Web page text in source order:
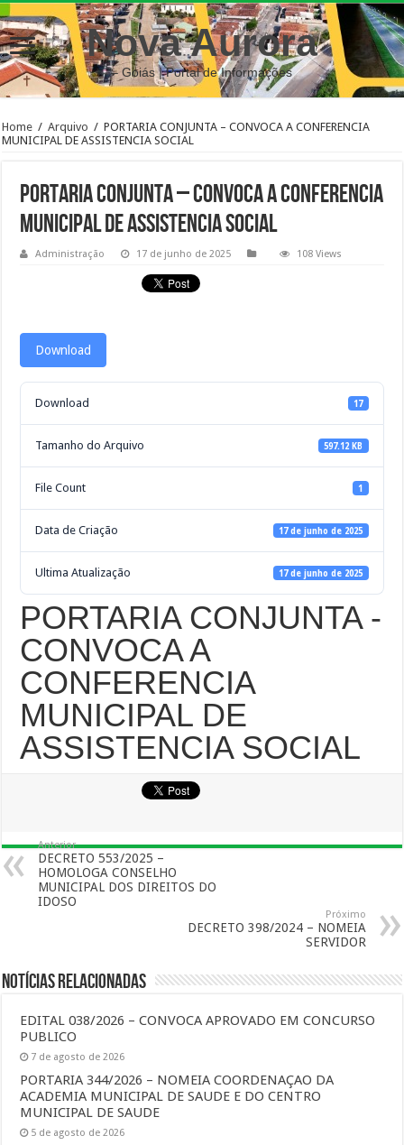
Nova Aurora
– Goiás | Portal de Informações
Home / Arquivo / PORTARIA CONJUNTA – CONVOCA A CONFERENCIA
MUNICIPAL DE ASSISTENCIA SOCIAL
PORTARIA CONJUNTA – CONVOCA A CONFERENCIA
MUNICIPAL DE ASSISTENCIA SOCIAL
Administração 17 de junho de 2025 108 Views
Download
Download 17
Tamanho do Arquivo 597.12 KB
File Count 1
Data de Criação 17 de junho de 2025
Ultima Atualização 17 de junho de 2025
PORTARIA CONJUNTA -
CONVOCA A
CONFERENCIA
MUNICIPAL DE
ASSISTENCIA SOCIAL
Anterior
DECRETO 553/2025 –
HOMOLOGA CONSELHO
MUNICIPAL DOS DIREITOS DO
IDOSO
Próximo
DECRETO 398/2024 – NOMEIA
SERVIDOR
Notícias Relacionadas
EDITAL 038/2026 – CONVOCA APROVADO EM CONCURSO
PUBLICO
7 de agosto de 2026
PORTARIA 344/2026 – NOMEIA COORDENAÇAO DA
ACADEMIA MUNICIPAL DE SAUDE E DO CENTRO
MUNICIPAL DE SAUDE
5 de agosto de 2026